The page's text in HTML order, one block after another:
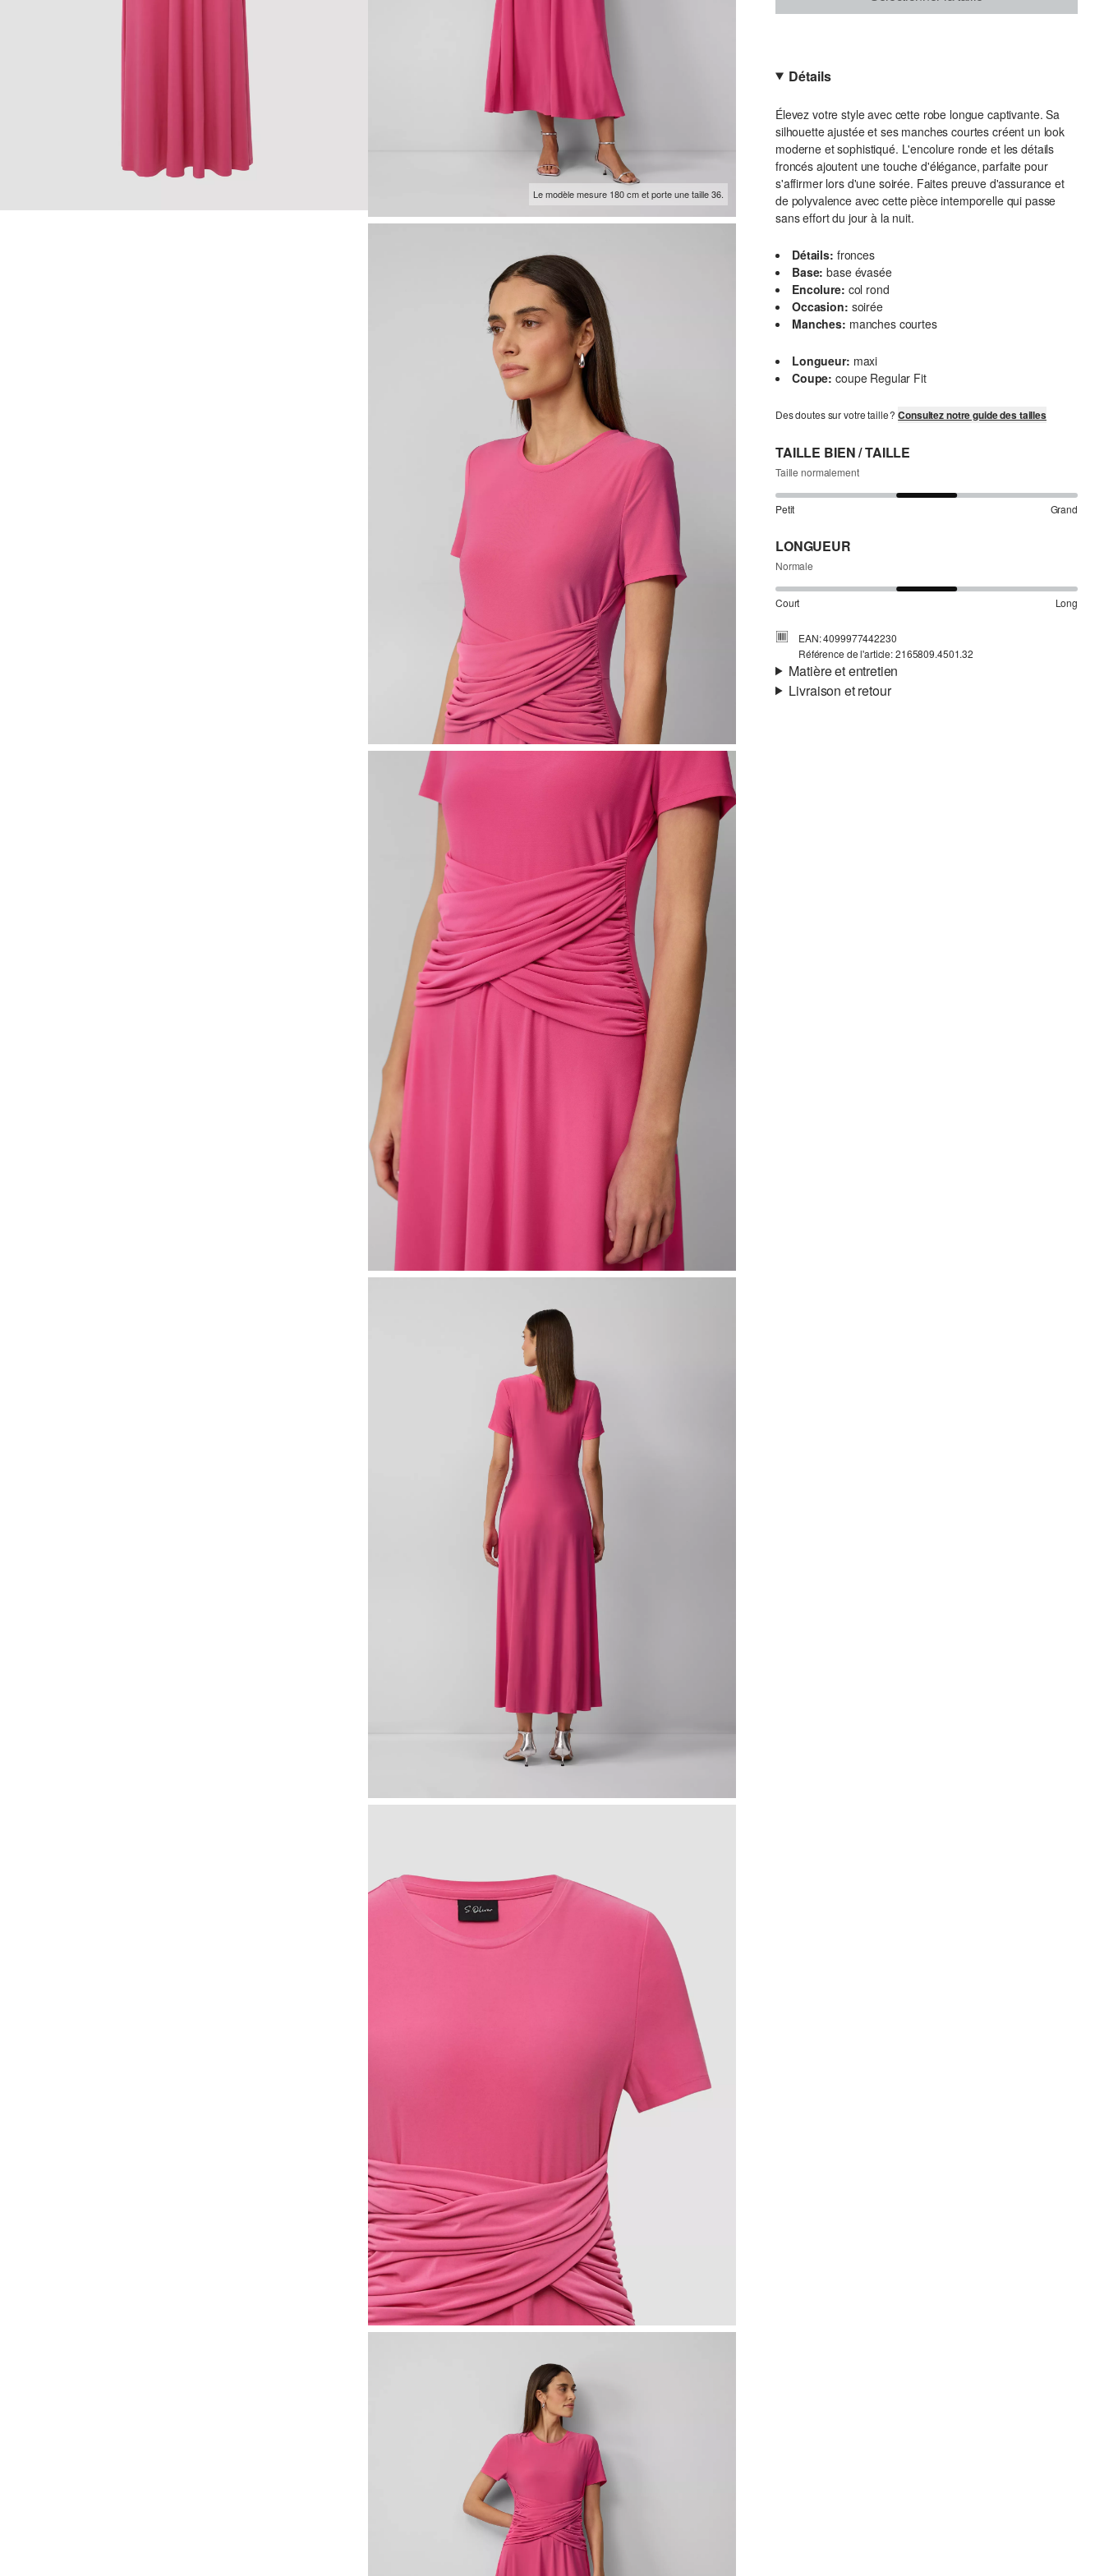
Le modèle mesure 180 cm et porte une taille 36.
Détails
Élevez votre style avec cette robe longue captivante. Sa
silhouette ajustée et ses manches courtes créent un look
moderne et sophistiqué. L'encolure ronde et les détails
froncés ajoutent une touche d'élégance, parfaite pour
s'affirmer lors d'une soirée. Faites preuve d'assurance et
de polyvalence avec cette pièce intemporelle qui passe
sans effort du jour à la nuit.
Détails: fronces
Base: base évasée
Encolure: col rond
Occasion: soirée
Manches: manches courtes
Longueur: maxi
Coupe: coupe Regular Fit
Des doutes sur votre taille ?Consultez notre guide des tailles
TAILLE BIEN / TAILLE
Taille normalement
Petit Grand
LONGUEUR
Normale
Court Long
EAN: 4099977442230
Référence de l'article: 2165809.4501.32
Matière et entretien
Livraison et retour